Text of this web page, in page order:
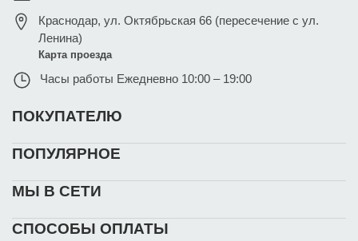
Краснодар,ул. Октябрьская 66 (пересечение с ул.
Ленина)
Карта проезда
Часы работы Ежедневно 10:00 – 19:00
ПОКУПАТЕЛЮ
ПОПУЛЯРНОЕ
МЫ В СЕТИ
СПОСОБЫ ОПЛАТЫ